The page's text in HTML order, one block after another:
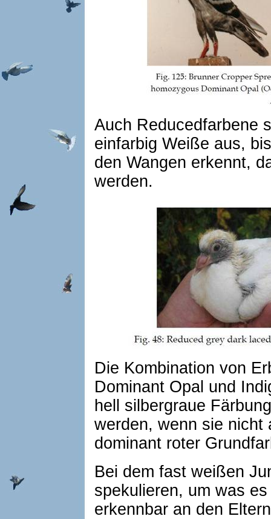
Auch Reducedfarbene
einfarbig Weiße aus,
den Wangen erkennt,
werden.
Die Kombination von
Dominant Opal und
hell silbergraue
werden, wenn sie nicht
dominant roter
Bei dem fast weißen
spekulieren, um was
erkennbar an den